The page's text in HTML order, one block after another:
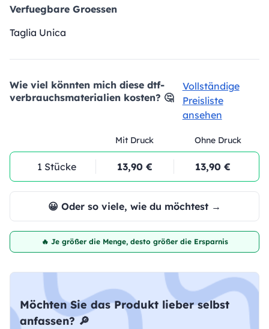
Verfuegbare Groessen
Taglia Unica
Wie viel könnten mich diese dtf-
verbrauchsmaterialien kosten? 🤔
Vollständige
Preisliste
ansehen
Mit Druck Ohne Druck
1 Stücke 13,90 € 13,90 €
😀 Oder so viele, wie du möchtest →
🔥 Je größer die Menge, desto größer die Ersparnis
Möchten Sie das Produkt lieber selbst
anfassen? 🔎